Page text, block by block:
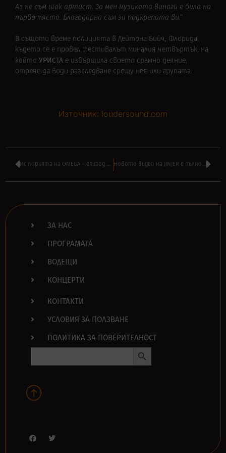
Аз не съм шок артист. За мен музиката винаги е била на
първо място. Благодарна съм за подкрепата ви.“
В същото време полицията в Дейтона Бийч, Флорида,
където се е провел фестивалът миналия четвъртък, на
който УРИСТА е извършила своето срамно деяние,
отрече да води разследване срещу нея или групата.
Източник: loudersound.com
Историята на OMEGA – епизод 1 в ‘РОКЕНДРОЛ’ на МОНИ ПАНЧЕВ от 16:00 Новото видео на JINJER е пълно с милиционери – гледайте ‘Disclosure’
ЗА НАС
ПРОГРАМАТА
ВОДЕЩИ
КОНЦЕРТИ
КОНТАКТИ
УСЛОВИЯ ЗА ПОЛЗВАНЕ
ПОЛИТИКА ЗА ПОВЕРИТЕЛНОСТ
Search
Search Button